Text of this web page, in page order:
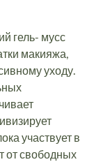
гель- мусс
макияжа,
уходу.
участвует в
от свободных